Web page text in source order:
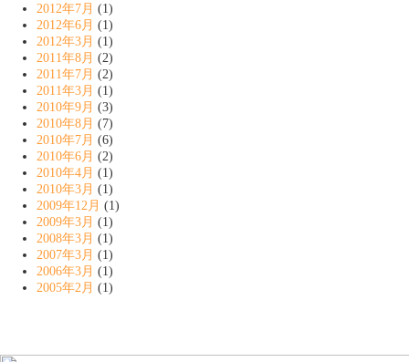
2012年7月 (1)
2012年6月 (1)
2012年3月 (1)
2011年8月 (2)
2011年7月 (2)
2011年3月 (1)
2010年9月 (3)
2010年8月 (7)
2010年7月 (6)
2010年6月 (2)
2010年4月 (1)
2010年3月 (1)
2009年12月 (1)
2009年3月 (1)
2008年3月 (1)
2007年3月 (1)
2006年3月 (1)
2005年2月 (1)